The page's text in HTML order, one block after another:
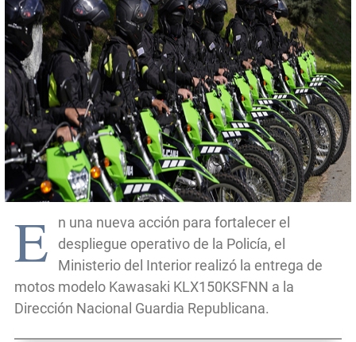
E
n una nueva acción para fortalecer el
despliegue operativo de la Policía, el
Ministerio del Interior realizó la entrega de
motos modelo Kawasaki KLX150KSFNN a la
Dirección Nacional Guardia Republicana.